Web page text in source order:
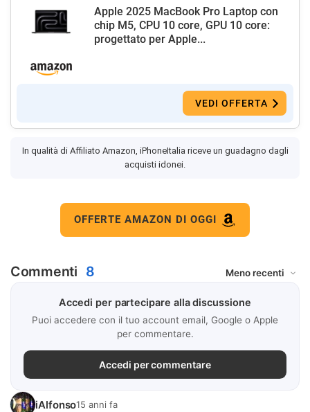
Apple 2025 MacBook Pro Laptop con
chip M5, CPU 10 core, GPU 10 core:
progettato per Apple...
VEDI OFFERTA
In qualità di Affiliato Amazon, iPhoneItalia riceve un guadagno dagli
acquisti idonei.
OFFERTE AMAZON DI OGGI
Commenti 8
Accedi per partecipare alla discussione
Puoi accedere con il tuo account email, Google o Apple
per commentare.
Accedi per commentare
iAlfonso15 anni fa